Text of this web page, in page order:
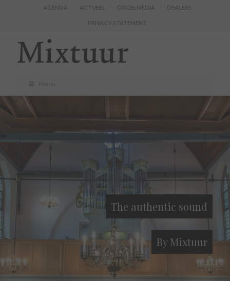
AGENDA ACTUEEL ORGELMEDIA DEALERS
PRIVACY STATEMENT
The authentic sound
By Mixtuur